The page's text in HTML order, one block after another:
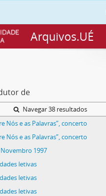
Arquivos.UÉ
de
Navegar 38 resultados
Nós e as Palavras”, concerto
Nós e as Palavras”, concerto
1997
letivas
letivas
letivas